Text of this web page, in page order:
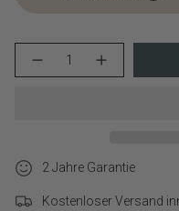
</span>
Warenkorb",
Menge
für
Donuts">
2 Jahre Garantie
Kostenloser Versand